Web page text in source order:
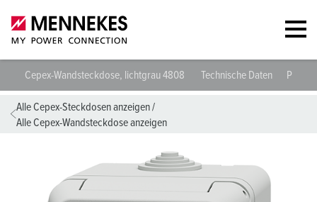
Cepex-Wandsteckdose, lichtgrau 4808 Technische Daten
Alle Cepex-Steckdosen anzeigen/
Alle Cepex-Wandsteckdose anzeigen